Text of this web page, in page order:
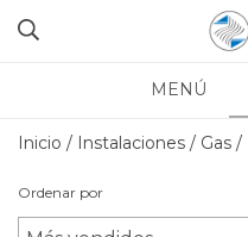
MENÚ
Inicio / Instalaciones / Gas /
Ordenar por